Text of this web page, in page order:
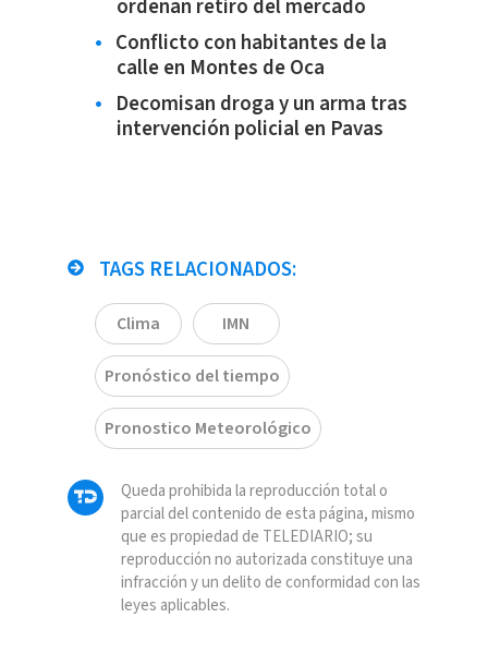
ordenan retiro del mercado
Conflicto con habitantes de la
calle en Montes de Oca
Decomisan droga y un arma tras
intervención policial en Pavas
TAGS RELACIONADOS:
Clima IMN
Pronóstico del tiempo
Pronostico Meteorológico
Queda prohibida la reproducción total o
parcial del contenido de esta página, mismo
que es propiedad de TELEDIARIO; su
reproducción no autorizada constituye una
infracción y un delito de conformidad con las
leyes aplicables.